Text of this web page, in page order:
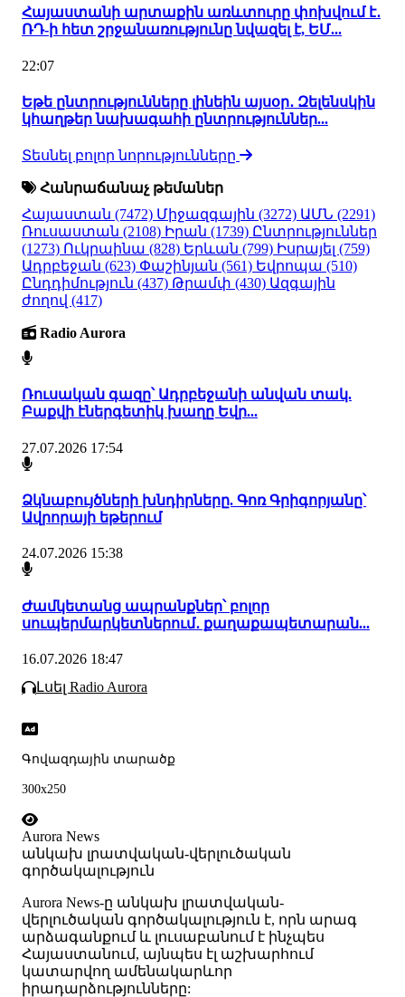
Հայաստանի արտաքին առևտուրը փոխվում է․
ՌԴ-ի հետ շրջանառությունը նվազել է, ԵՄ...
22:07
Եթե ընտրությունները լինեին այսօր․ Զելենսկին
կհաղթեր նախագահի ընտրություններ...
Տեսնել բոլոր նորությունները
Հանրաճանաչ թեմաներ
Հայաստան (7472) Միջազգային (3272) ԱՄՆ (2291)
Ռուսաստան (2108) Իրան (1739) Ընտրություններ
(1273) Ուկրաինա (828) Երևան (799) Իսրայել (759)
Ադրբեջան (623) Փաշինյան (561) Եվրոպա (510)
Ընդդիմություն (437) Թրամփ (430) Ազգային
ժողով (417)
Radio Aurora
Ռուսական գազը՝ Ադրբեջանի անվան տակ.
Բաքվի էներգետիկ խաղը Եվր...
27.07.2026 17:54
Ձկնաբույծների խնդիրները. Գոռ Գրիգորյանը՝
Ավրորայի եթերում
24.07.2026 15:38
Ժամկետանց ապրանքներ՝ բոլոր
սուպերմարկետներում․ քաղաքապետարան...
16.07.2026 18:47
Լսել Radio Aurora
Գովազդային տարածք
300x250
Aurora News
անկախ լրատվական-վերլուծական
գործակալություն
Аurora News-ը անկախ լրատվական-
վերլուծական գործակալություն է, որն արագ
արձագանքում և լուսաբանում է ինչպես
Հայաստանում, այնպես էլ աշխարհում
կատարվող ամենակարևոր
իրադարձությունները: